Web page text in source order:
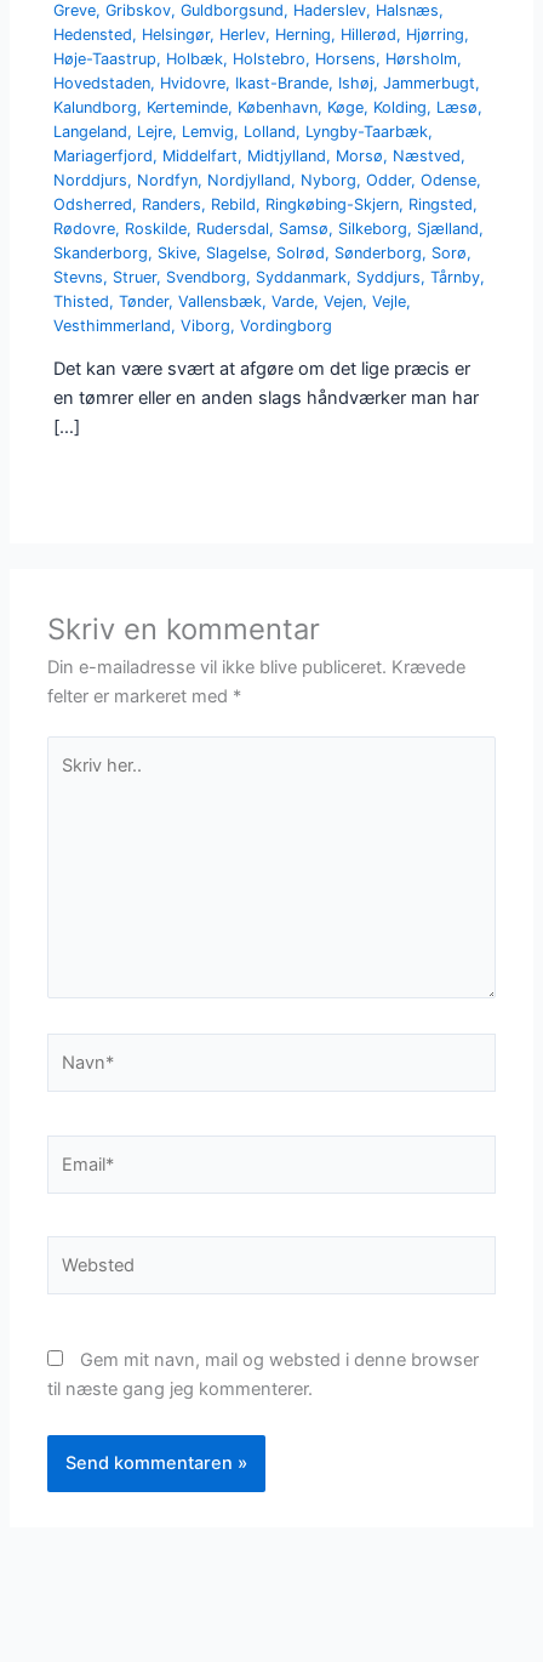
Greve,Gribskov,Guldborgsund, Haderslev, Halsnæs,
Hedensted, Helsingør, Herlev, Herning, Hillerød, Hjørring,
Høje-Taastrup, Holbæk, Holstebro, Horsens, Hørsholm,
Hovedstaden, Hvidovre, Ikast-Brande, Ishøj,Jammerbugt,
Kalundborg, Kerteminde, København, Køge, Kolding, Læsø,
Langeland, Lejre, Lemvig, Lolland, Lyngby-Taarbæk,
Mariagerfjord, Middelfart, Midtjylland, Morsø, Næstved,
Norddjurs, Nordfyn, Nordjylland, Nyborg,Odder,Odense,
Odsherred, Randers, Rebild, Ringkøbing-Skjern, Ringsted,
Rødovre, Roskilde, Rudersdal, Samsø, Silkeborg, Sjælland,
Skanderborg, Skive, Slagelse, Solrød, Sønderborg, Sorø,
Stevns, Struer, Svendborg, Syddanmark, Syddjurs,Tårnby,
Thisted,Tønder,Vallensbæk,Varde,Vejen,Vejle,
Vesthimmerland,Viborg,Vordingborg
Det kan være svært at afgøre om det lige præcis er
en tømrer eller en anden slags håndværker man har
[…]
Skriv en kommentar
Din e-mailadresse vil ikke blive publiceret. Krævede
felter er markeret med *
Gem mit navn, mail og websted i denne browser
til næste gang jeg kommenterer.